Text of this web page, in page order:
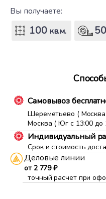
Вы получаете:
100кв.м. 50
Самовывоз
Шереметьево ( Москва
Москва ( Юг с 13:00 до
Индивидуальный
Срок и стоимость
Деловые линии
от 2 779 ₽
точный расчет при